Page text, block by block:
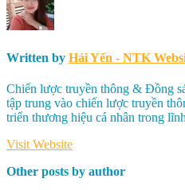
Written by Hải Yến - NTK
Chiến lược truyền thông & Đồng
tập trung vào chiến lược truyền
triển thương hiệu cá nhân trong
Visit Website
Other posts by author